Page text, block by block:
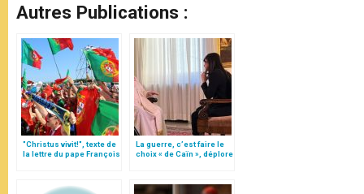
Autres Publications :
"Christus vivit!", texte de
la lettre du pape François
La guerre, c’est faire le
choix « de Caïn », déplore